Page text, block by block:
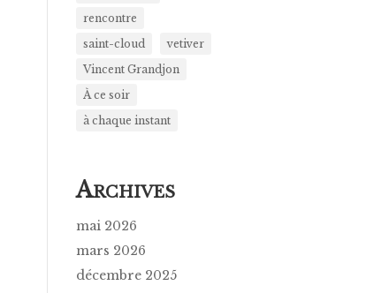
rencontre
saint-cloud
vetiver
Vincent Grandjon
À ce soir
à chaque instant
ARCHIVES
mai 2026
mars 2026
décembre 2025